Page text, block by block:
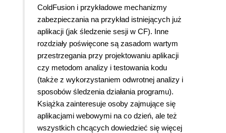
ColdFusion i przykładowe mechanizmy
zabezpieczania na przykład istniejących już
aplikacji (jak śledzenie sesji w CF). Inne
rozdziały poświęcone są zasadom wartym
przestrzegania przy projektowaniu aplikacji
czy metodom analizy i testowania kodu
(także z wykorzystaniem odwrotnej analizy i
sposobów śledzenia działania programu).
Książka zainteresuje osoby zajmujące się
aplikacjami webowymi na co dzień, ale też
wszystkich chcących dowiedzieć się więcej